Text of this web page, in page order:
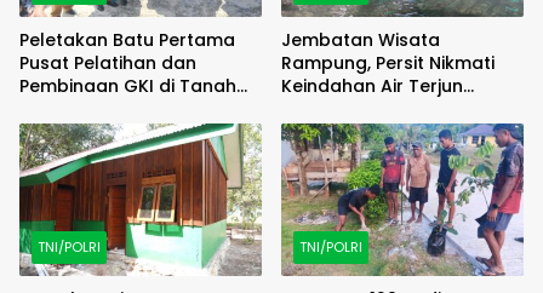
Peletakan Batu Pertama
Pusat Pelatihan dan
Pembinaan GKI di Tanah
Saoka
Jembatan Wisata
Rampung, Persit Nikmati
Keindahan Air Terjun
TNI/POLRI TNI/POLRI